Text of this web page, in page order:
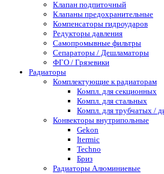
Клапан подпиточный
Клапаны предохранительные
Компенсаторы гидроударов
Редукторы давления
Самопромывные фильтры
Сепараторы / Дешламаторы
ФГО / Грязевики
Радиаторы
Комплектующие к радиаторам
Компл. для секционных
Компл. для стальных
Компл. для трубчатых /
Конвекторы внутрипольные
Gekon
Itermic
Techno
Бриз
Радиаторы Алюминиевые